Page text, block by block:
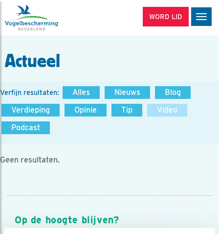
WORD LID
Actueel
Verfijn resultaten: Alles Nieuws
Blog
Verdieping
Opinie Tip
Video
Podcast
Geen resultaten.
Op de hoogte blijven?